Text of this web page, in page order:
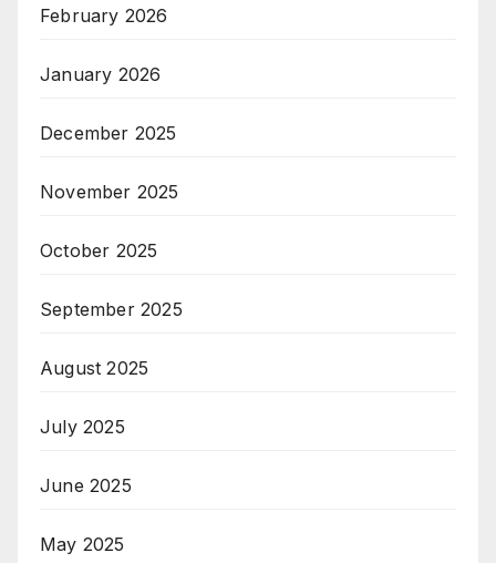
February 2026
January 2026
December 2025
November 2025
October 2025
September 2025
August 2025
July 2025
June 2025
May 2025